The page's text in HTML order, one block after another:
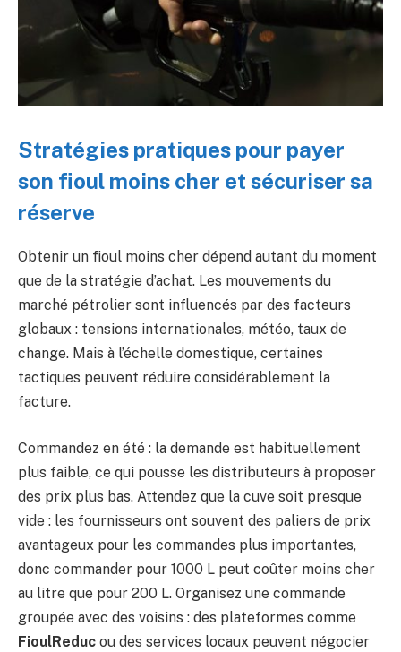
Stratégies pratiques pour payer
son fioul moins cher et sécuriser sa
réserve
Obtenir un fioul moins cher dépend autant du moment
que de la stratégie d’achat. Les mouvements du
marché pétrolier sont influencés par des facteurs
globaux : tensions internationales, météo, taux de
change. Mais à l’échelle domestique, certaines
tactiques peuvent réduire considérablement la
facture.
Commandez en été : la demande est habituellement
plus faible, ce qui pousse les distributeurs à proposer
des prix plus bas. Attendez que la cuve soit presque
vide : les fournisseurs ont souvent des paliers de prix
avantageux pour les commandes plus importantes,
donc commander pour 1000 L peut coûter moins cher
au litre que pour 200 L. Organisez une commande
groupée avec des voisins : des plateformes comme
FioulReduc ou des services locaux peuvent négocier